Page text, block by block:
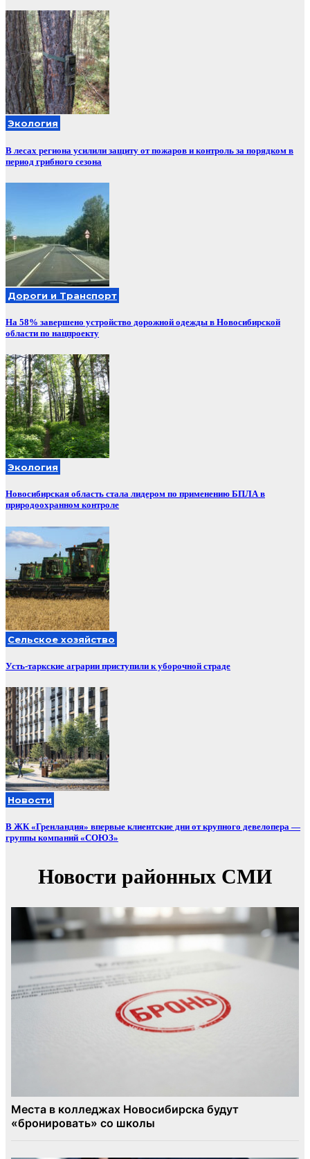
Экология
В лесах региона усилили защиту от пожаров и контроль за порядком в
период грибного сезона
Дороги и Транспорт
На 58% завершено устройство дорожной одежды в Новосибирской
области по нацпроекту
Экология
Новосибирская область стала лидером по применению БПЛА в
природоохранном контроле
Сельское хозяйство
Усть-таркские аграрии приступили к уборочной страде
Новости
В ЖК «Гренландия» впервые клиентские дни от крупного девелопера —
группы компаний «СОЮЗ»